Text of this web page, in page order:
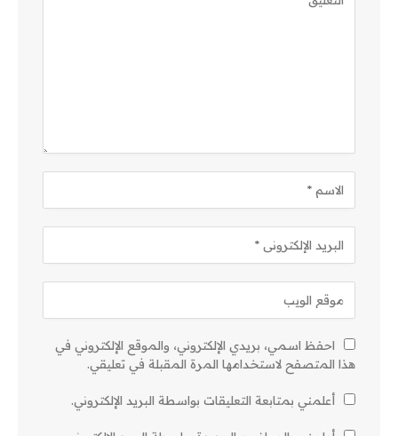
احفظ اسمي، بريدي الإلكتروني، والموقع الإلكتروني في
هذا المتصفح لاستخدامها المرة المقبلة في تعليقي.
أعلمني بمتابعة التعليقات بواسطة البريد الإلكتروني.